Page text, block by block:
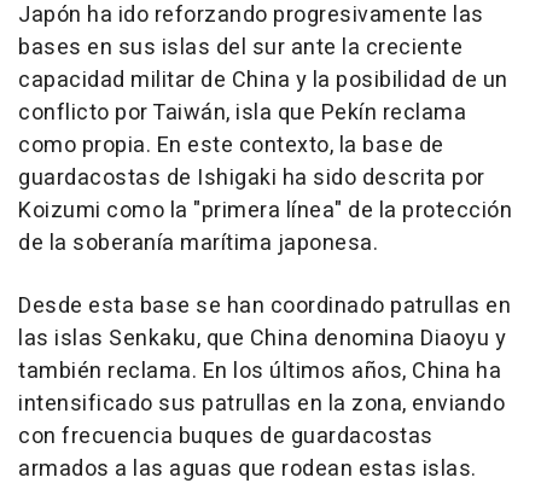
Japón ha ido reforzando progresivamente las
bases en sus islas del sur ante la creciente
capacidad militar de China y la posibilidad de un
conflicto por Taiwán, isla que Pekín reclama
como propia. En este contexto, la base de
guardacostas de Ishigaki ha sido descrita por
Koizumi como la "primera línea" de la protección
de la soberanía marítima japonesa.
Desde esta base se han coordinado patrullas en
las islas Senkaku, que China denomina Diaoyu y
también reclama. En los últimos años, China ha
intensificado sus patrullas en la zona, enviando
con frecuencia buques de guardacostas
armados a las aguas que rodean estas islas.